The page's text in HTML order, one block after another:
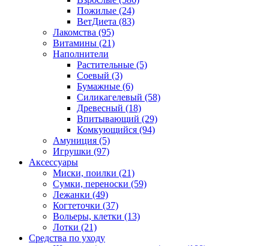
Пожилые (24)
ВетДиета (83)
Лакомства (95)
Витамины (21)
Наполнители
Растительные (5)
Соевый (3)
Бумажные (6)
Силикагелевый (58)
Древесный (18)
Впитывающий (29)
Комкующийся (94)
Амуниция (5)
Игрушки (97)
Аксессуары
Миски, поилки (21)
Сумки, переноски (59)
Лежанки (49)
Когтеточки (37)
Вольеры, клетки (13)
Лотки (21)
Средства по уходу